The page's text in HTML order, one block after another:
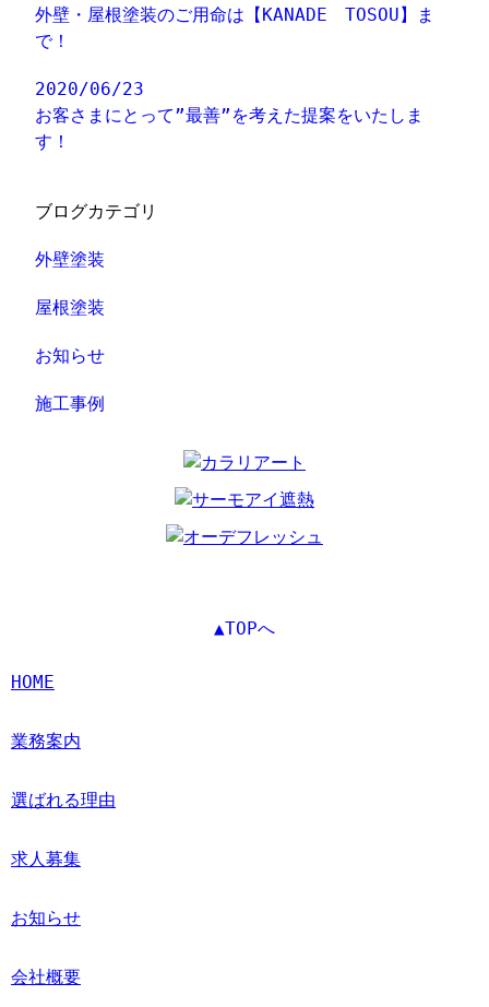
外壁・屋根塗装のご用命は【KANADE TOSOU】ま
で！
2020/06/23
お客さまにとって”最善”を考えた提案をいたしま
す！
ブログカテゴリ
外壁塗装
屋根塗装
お知らせ
施工事例
▲TOPへ
HOME
業務案内
選ばれる理由
求人募集
お知らせ
会社概要